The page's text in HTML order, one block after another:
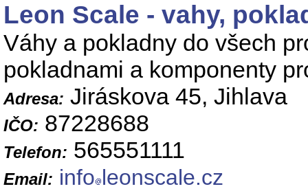
Leon Scale - vahy,
Váhy a pokladny do všech
pokladnami a komponenty
Adresa: Jiráskova 45, Jihlava
IČO: 87228688
Telefon: 565551111
Email: info leonscale.cz